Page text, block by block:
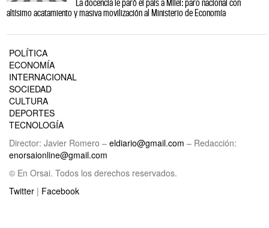
La docencia le paró el país a Milei: paro nacional con
altísimo acatamiento y masiva movilización al Ministerio de Economía
POLÍTICA
ECONOMÍA
INTERNACIONAL
SOCIEDAD
CULTURA
DEPORTES
TECNOLOGÍA
Director: Javier Romero – eldiario@gmail.com – Redacción:
enorsaionline@gmail.com
© En Orsai. Todos los derechos reservados.
Twitter | Facebook